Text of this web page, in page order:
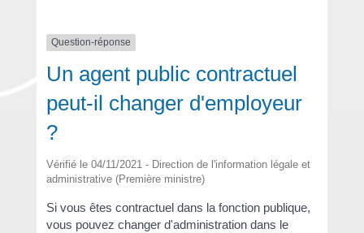
Question-réponse
Un agent public contractuel
peut-il changer d'employeur
?
Vérifié le 04/11/2021 - Direction de l'information légale et
administrative (Première ministre)
Si vous êtes contractuel dans la fonction publique,
vous pouvez changer d'administration dans le